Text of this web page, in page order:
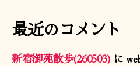
最近のコメント
新宿御苑散歩(260503) に